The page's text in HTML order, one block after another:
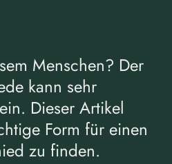
Menschen? Der
kann sehr
Dieser Artikel
Form für einen
zu finden.